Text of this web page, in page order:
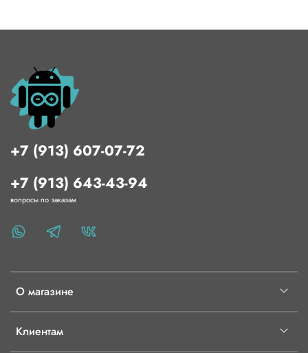
О магазине
Клиентам
+7 (913) 607-07-72
+7 (913) 643-43-94
вопросы по заказам